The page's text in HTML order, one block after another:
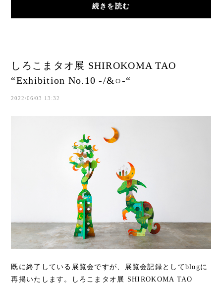
続きを読む
しろこまタオ展 SHIROKOMA TAO
“Exhibition No.10 -/&○-“
2022/06/03 13:32
既に終了している展覧会ですが、展覧会記録としてblogに
再掲いたします。しろこまタオ展 SHIROKOMA TAO